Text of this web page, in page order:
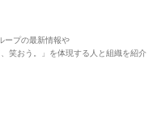
ープの最新情報や
、笑おう。」を体現する人と組織を紹介